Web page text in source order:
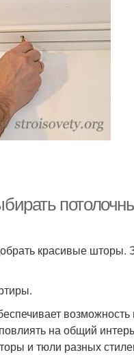
красивые шторы.
на общий
и тюли разных